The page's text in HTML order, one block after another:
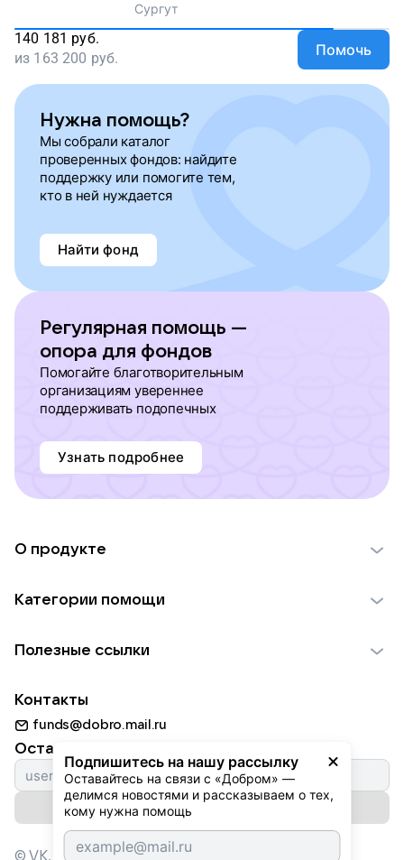
Сургут
140 181 руб.
из 163 200 руб. Помочь
Нужна помощь?
Мы собрали каталог
проверенных фондов: найдите
поддержку или помогите тем,
кто в ней нуждается
Найти фонд
Регулярная помощь —
опора для фондов
Помогайте благотворительным
организациям увереннее
поддерживать подопечных
Узнать подробнее
Подпишитесь на нашу рассылку
Оставайтесь на связи с «Добром» —
делимся новостями и рассказываем о тех,
кому нужна помощь
О продукте
Использование материалов
Для НКО
Партнерам
Категории помощи
Пожилым
Животным
Природе
Культуре
Фондам
Полезные ссылки
Добрый день
Истории
Автоплатежи
Контакты
funds@dobro.mail.ru
Оставайтесь с нами
Подписаться на рассылку
© VK, 2026г. Все права защищены.